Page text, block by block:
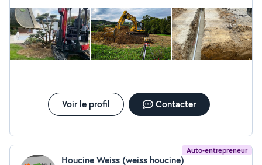
Voir le profil Contacter
Auto-entrepreneur
Houcine Weiss (weiss houcine)